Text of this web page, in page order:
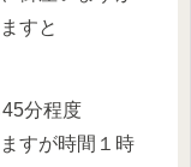
すと
分程度
すが時間１時